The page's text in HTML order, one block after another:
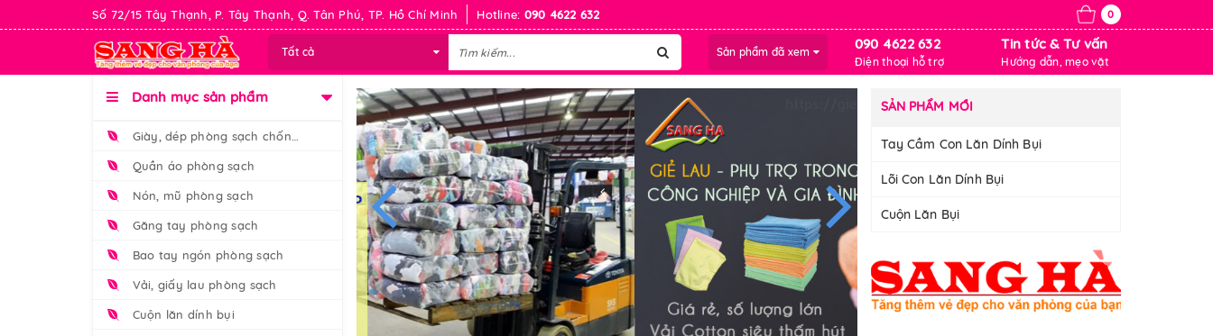
Số 72/15 Tây Thạnh, P. Tây Thạnh, Q. Tân Phú, TP. Hồ Chí Minh Hotline: 090 4622 632 0
Tất cả Sản phẩm đã xem 090 4622 632
Điện thoại hỗ trợ
Tin tức & Tư vấn
Hướng dẫn, mẹo vặt
Danh mục sản phẩm
Giày, dép phòng sạch chống tĩnh điện
Quần áo phòng sạch
Nón, mũ phòng sạch
Găng tay phòng sạch
Bao tay ngón phòng sạch
Vải, giấy lau phòng sạch
Cuộn lăn dính bụi
SẢN PHẨM MỚI
Tay Cầm Con Lăn Dính Bụi
Lõi Con Lăn Dính Bụi
Cuộn Lăn Bụi